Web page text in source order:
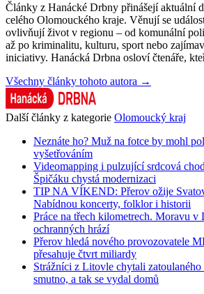
Články z Hanácké Drbny přinášejí aktuální
celého Olomouckého kraje. Věnují se
ovlivňují život v regionu – od komunální
až po kriminalitu, kulturu, sport nebo
iniciativy. Hanácká Drbna osloví čtenáře,
Všechny články tohoto autora →
Další články z kategorie Olomoucký kraj
Neznáte ho? Muž na fotce by mohl
vyšetřováním
Videomapping i pulzující srdcová
Špičáku chystá modernizaci
TIP NA VÍKEND: Přerov ožije
Nabídnou koncerty, folklor i historii
Práce na třech kilometrech. Moravu v
ochranných hrází
Přerov hledá nového provozovatele
přesahuje čtvrt miliardy
Strážníci z Litovle chytali
smutno, a tak se vydal domů